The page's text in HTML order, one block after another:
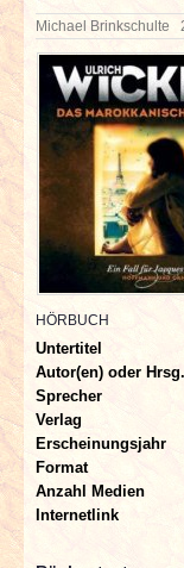
NEWS &
BERICHTE
INTERVIEWS
SPECIALS
REDAKTION
LINKS
ARCHIV
Michael Brinkschulte
HÖRBUCH
Untertitel
Autor(en) oder Hrsg.
Sprecher
Verlag
Erscheinungsjahr
Format
Anzahl Medien
Internetlink